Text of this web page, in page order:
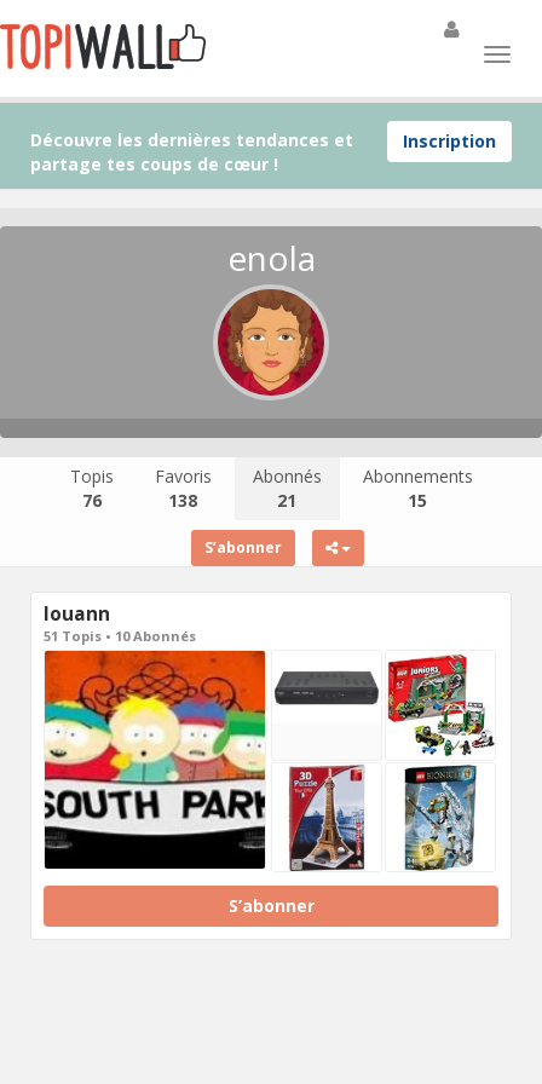
Inscription
Découvre les dernières tendances et
partage tes coups de cœur !
enola
Topis
76
Favoris
138
Abonnés
21
Abonnements
15
S’abonner
louann
51 Topis • 10 Abonnés
S’abonner